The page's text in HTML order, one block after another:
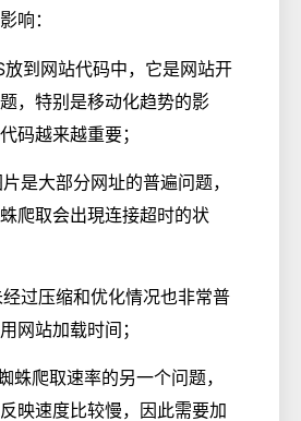
响：
放到网站代码中，它是网站开
，特别是移动化趋势的影
码越来越重要；
是大部分网址的普遍问题，
爬取会出現连接超时的状
过压缩和优化情况也非常普
网站加载时间；
蛛爬取速率的另一个问题，
映速度比较慢，因此需要加